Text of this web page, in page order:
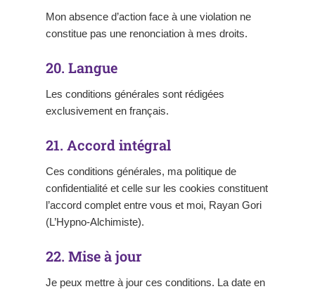
Mon absence d’action face à une violation ne
constitue pas une renonciation à mes droits.
20. Langue
Les conditions générales sont rédigées
exclusivement en français.
21. Accord intégral
Ces conditions générales, ma politique de
confidentialité et celle sur les cookies constituent
l’accord complet entre vous et moi, Rayan Gori
(L’Hypno-Alchimiste).
22. Mise à jour
Je peux mettre à jour ces conditions. La date en